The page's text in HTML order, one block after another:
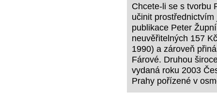
Chcete-li se s tvorbu
učinit
publikace Peter
neuvěřitelných 157
1990) a zároveň
Fárové. Druhou
vydaná roku 2003
Prahy pořízené v